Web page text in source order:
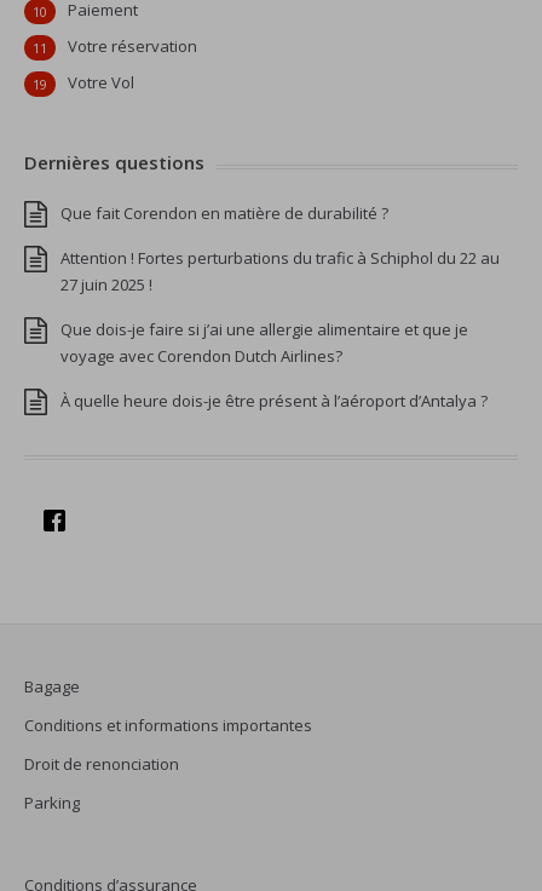
Paiement
10
Votre réservation
11
Votre Vol
19
Dernières questions
Que fait Corendon en matière de durabilité ?
Attention ! Fortes perturbations du trafic à Schiphol du 22 au
27 juin 2025 !
Que dois-je faire si j’ai une allergie alimentaire et que je
voyage avec Corendon Dutch Airlines?
À quelle heure dois-je être présent à l’aéroport d’Antalya ?
Bagage
Conditions et informations importantes
Droit de renonciation
Parking
Conditions d’assurance